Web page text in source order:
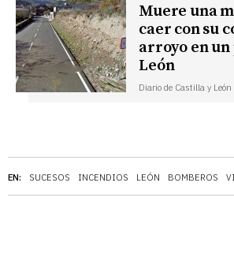
EN: SUCESOS INCENDIOS LEÓN BOMBEROS
Muere una
caer con su
arroyo en un
León
Diario de Castilla y